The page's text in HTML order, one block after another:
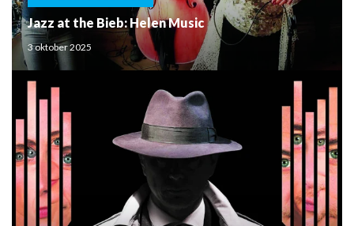
Jazz at the Bieb: Helen Music
3 oktober 2025